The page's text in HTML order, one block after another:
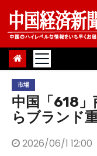
Skip
content
市場
中国「618
らブランド
2026/06/1 12:00